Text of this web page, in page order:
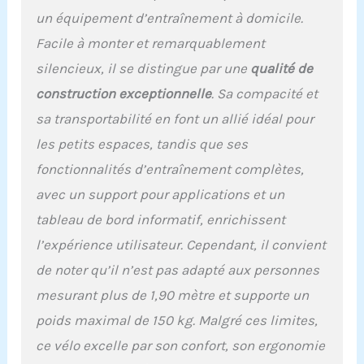
d'appartement CHAOKE
adopte une conception
structure en H, offrant
une stabilité inégalée,
entraînements les plus
intenses. Le cadre est
mm d'épaisseur et forgé
à 1 200 tonnes pour une
L'ensemble du vélo
adopte une conception
ergonomique pour une
protection optimale des
genoux et des chevilles.
𝗩𝗘́𝗟𝗢
𝗗'𝗔𝗣𝗣𝗔𝗥𝗧𝗘𝗠𝗘𝗡𝗧
𝗜𝗡𝗧𝗘𝗟𝗟𝗜𝗚𝗘𝗡𝗧 𝗔𝗩𝗘𝗖
un équipement d’entraînement à domicile.
Facile à monter et remarquablement
silencieux, il se distingue par une qualité de
construction exceptionnelle. Sa compacité et
sa transportabilité en font un allié idéal pour
les petits espaces, tandis que ses
fonctionnalités d’entraînement complètes,
avec un support pour applications et un
tableau de bord informatif, enrichissent
l’expérience utilisateur. Cependant, il convient
de noter qu’il n’est pas adapté aux personnes
mesurant plus de 1,90 mètre et supporte un
poids maximal de 150 kg. Malgré ces limites,
ce vélo excelle par son confort, son ergonomie